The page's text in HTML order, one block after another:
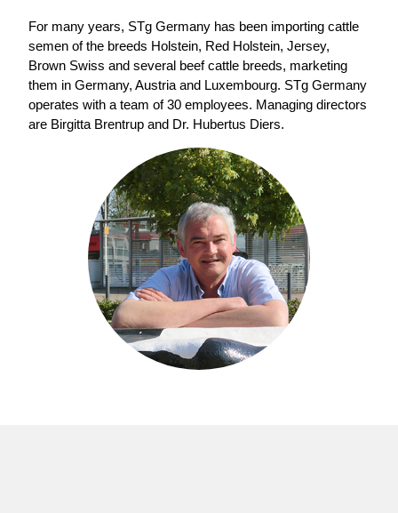
For many years, STg Germany has been importing cattle
semen of the breeds Holstein, Red Holstein, Jersey,
Brown Swiss and several beef cattle breeds, marketing
them in Germany, Austria and Luxembourg. STg Germany
operates with a team of 30 employees. Managing directors
are Birgitta Brentrup and Dr. Hubertus Diers.